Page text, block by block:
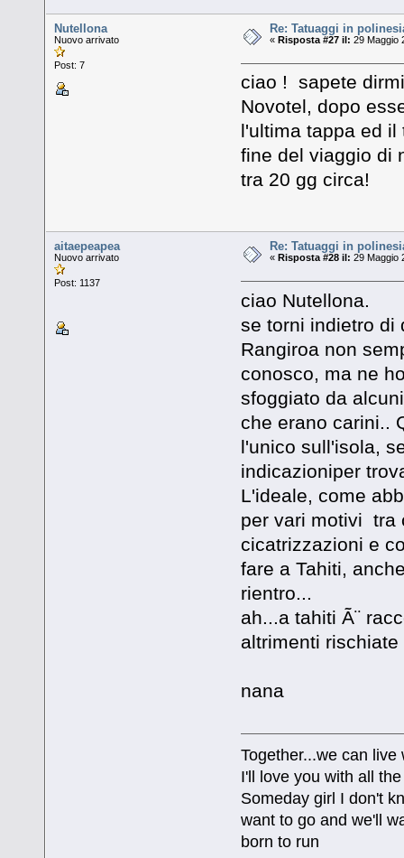
Nutellona
Nuovo arrivato
Post: 7
Re: Tatuaggi in
«Risposta #27 il: 29 Maggio
ciao ! sapete
Novotel, dopo
l'ultima tappa ed
fine del viaggio di
tra 20 gg circa!
aitaepeapea
Nuovo arrivato
Post: 1137
Re: Tatuaggi in
«Risposta #28 il: 29 Maggio
ciao Nutellona.
se torni indietro di
Rangiroa non
conosco, ma ne
sfoggiato da
che erano carini..
l'unico sull'isola,
indicazioniper
L'ideale, come
per vari motivi tra
cicatrizzazioni e
fare a Tahiti,
rientro...
ah...a tahiti Ã¨
altrimenti
nana
Together...we can live
I'll love you with all
Someday girl I don't
want to go and we'll
born to run